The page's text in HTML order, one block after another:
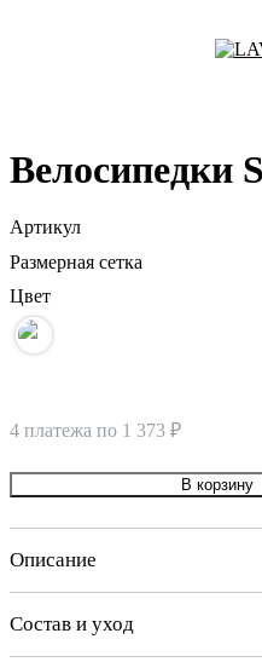
Велосипедки
Размерная сетка
Артикул
Цвет
4 платежа по 1 373 ₽
В корзину
Описание
Состав и уход